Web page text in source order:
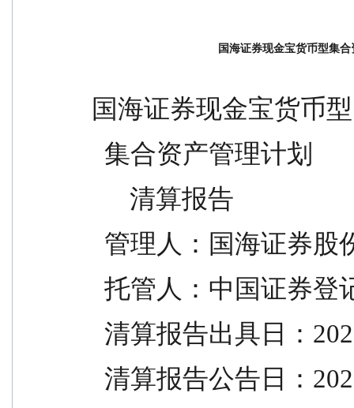
国海证券现金宝货币型集
国海证券现金宝货币型
  集合资产管理计划
      清算报告
管理人：国海证券
托管人：中国证券
清算报告出具日：
清算报告公告日：